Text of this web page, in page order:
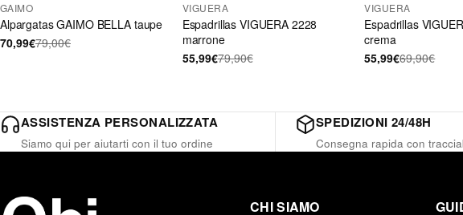
GAIMO
Alpargatas GAIMO BELLA taupe
70,99€79,00€
VIGUERA
Espadrillas VIGUERA 2228
marrone
55,99€79,90€
VIGUERA
Espadrillas
crema
55,99€69,90€
ASSISTENZA PERSONALIZZATA
Siamo qui per aiutarti con il tuo ordine
SPEDIZIONI 24/48H
Consegna rapida con
CHI SIAMO